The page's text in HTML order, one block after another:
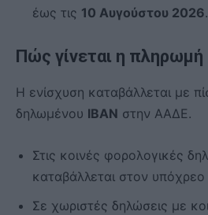
έως τις 10 Αυγούστου 2026.
Πώς γίνεται η πληρωμή
Η ενίσχυση καταβάλλεται με
δηλωμένου IBAN στην ΑΑΔΕ.
Στις κοινές φορολογικές
καταβάλλεται στον
Σε χωριστές δηλώσεις με